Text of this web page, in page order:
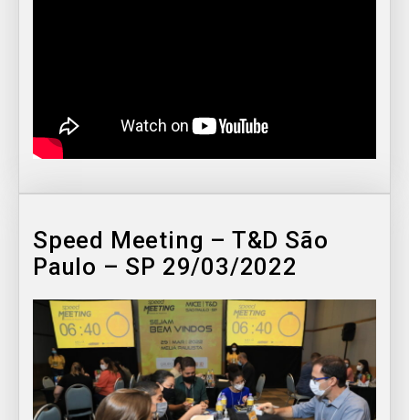
Speed Meeting – T&D São
Paulo – SP 29/03/2022